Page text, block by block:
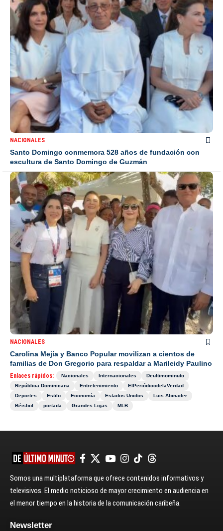
NACIONALES
Santo Domingo conmemora 528 años de fundación con
escultura de Santo Domingo de Guzmán
NACIONALES
Carolina Mejía y Banco Popular movilizan a cientos de
familias de Don Gregorio para respaldar a Marileidy Paulino
Enlaces rápidos: Nacionales Internacionales
Deultimominuto
República Dominicana
Entretenimiento
ElPeriódicodelaVerdad
Deportes
Estilo Economía Estados Unidos
Luis Abinader
Béisbol
portada Grandes Ligas MLB
Somos una multiplataforma que ofrece contenidos informativos y
televisivos. El medio noticioso de mayor crecimiento en audiencia en
el menor tiempo en la historia de la comunicación caribeña.
Newsletter